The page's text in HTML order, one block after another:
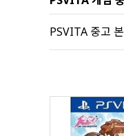
PSVITA 중고